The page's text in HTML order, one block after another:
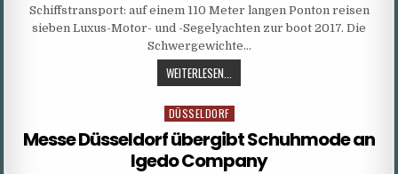
Schiffstransport: auf einem 110 Meter langen Ponton reisen
sieben Luxus-Motor- und -Segelyachten zur boot 2017. Die
Schwergewichte…
WEITERLESEN...
MIT
SIEBEN
LUXUSYACHTEN
RAUSCHT
AN
Posted
in
DÜSSELDORF
Messe Düsseldorf übergibt Schuhmode an
Igedo Company